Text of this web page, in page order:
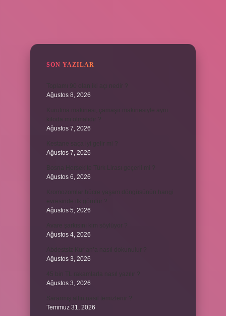
SON YAZILAR
Ağustos 8, 2026
Ağustos 7, 2026
Ağustos 7, 2026
Ağustos 6, 2026
Ağustos 5, 2026
Ağustos 4, 2026
Ağustos 3, 2026
Ağustos 3, 2026
Temmuz 31, 2026